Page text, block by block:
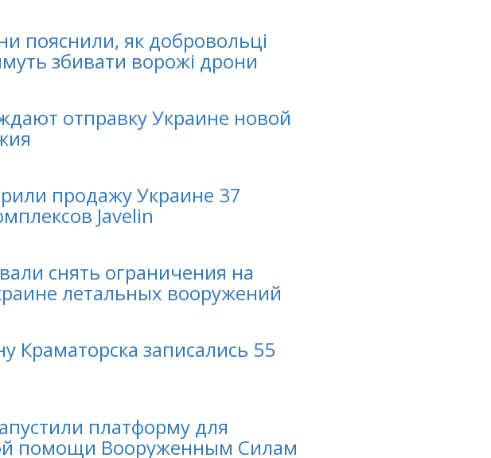
пояснили, як добровольці
збивати ворожі дрони
отправку Украине новой
продажу Украине 37
Javelin
снять ограничения на
летальных вооружений
Краматорска записались 55
платформу для
помощи Вооруженным Силам